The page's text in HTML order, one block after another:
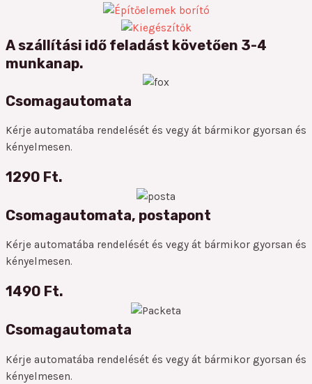
A szállítási idő feladást követően 3-4
munkanap.
Csomagautomata
Kérje automatába rendelését és vegy át bármikor gyorsan és
kényelmesen.
1290 Ft.
Csomagautomata, postapont
Kérje automatába rendelését és vegy át bármikor gyorsan és
kényelmesen.
1490 Ft.
Csomagautomata
Kérje automatába rendelését és vegy át bármikor gyorsan és
kényelmesen.